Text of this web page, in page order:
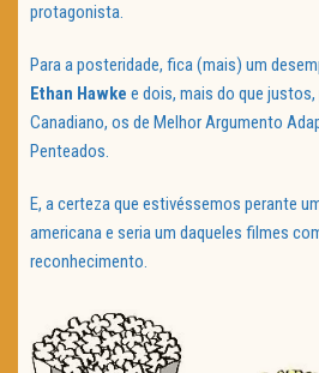
protagonista.
Para a posteridade, fica (mais) um
Ethan Hawke e dois, mais do que
Canadiano, os de Melhor Argumento
Penteados.
E, a certeza que estivéssemos perante
americana e seria um daqueles filmes
reconhecimento.